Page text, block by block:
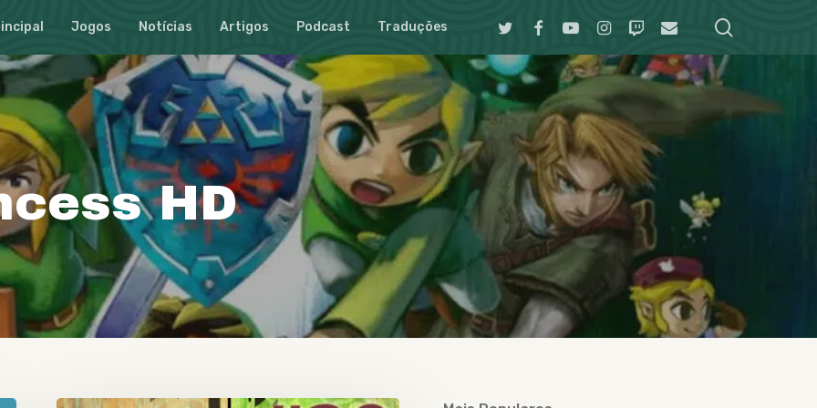
Jogos Notícias Artigos Podcast Traduções TwitterFacebookYoutubeInstagramTwitchEmail
HD